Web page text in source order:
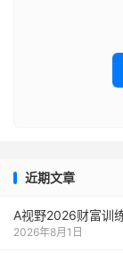
近期文章
A视野2026财富训
2026年8月1日